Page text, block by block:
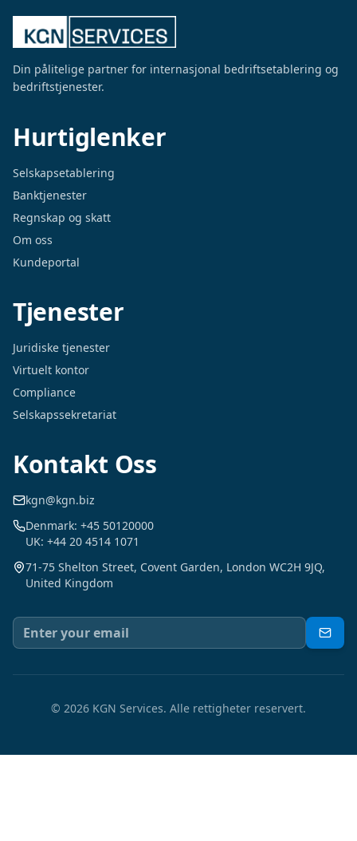
Din pålitelige partner for internasjonal bedriftsetablering og
bedriftstjenester.
Hurtiglenker
Selskapsetablering
Banktjenester
Regnskap og skatt
Om oss
Kundeportal
Tjenester
Juridiske tjenester
Virtuelt kontor
Compliance
Selskapssekretariat
Kontakt Oss
kgn@kgn.biz
Denmark: +45 50120000
UK: +44 20 4514 1071
71-75 Shelton Street, Covent Garden, London WC2H 9JQ,
United Kingdom
© 2026 KGN Services. Alle rettigheter reservert.